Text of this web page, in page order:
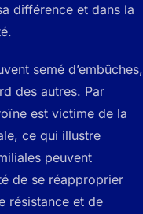
différence et dans la
semé d’embûches,
des autres. Par
est victime de la
ce qui illustre
peuvent
de se réapproprier
résistance et de